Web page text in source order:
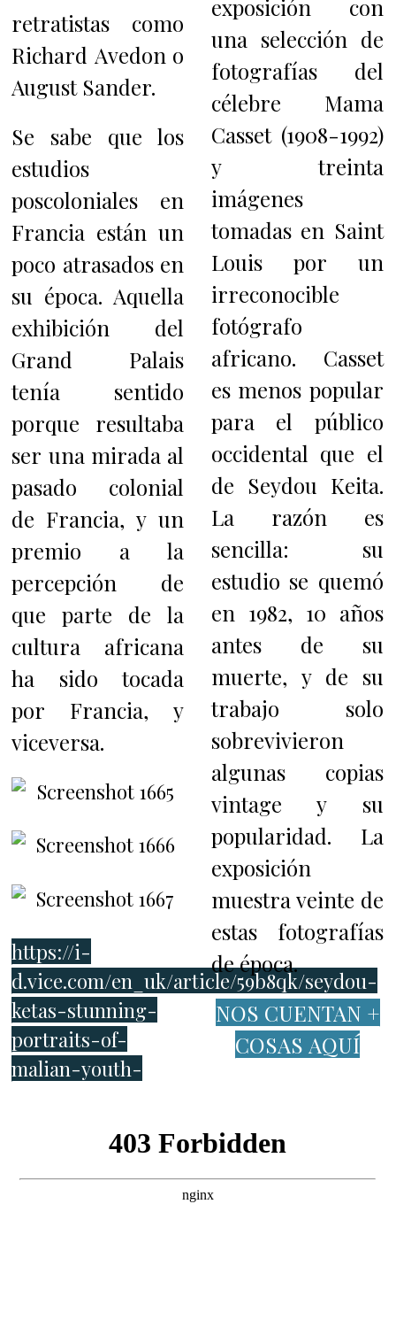
retratistas como
Richard Avedon o
August Sander.
Se sabe que los
estudios
poscoloniales en
Francia están un
poco atrasados ​​en
su época. Aquella
exhibición del
Grand Palais
tenía sentido
porque resultaba
ser una mirada al
pasado colonial
de Francia, y un
premio a la
percepción de
que parte de la
cultura africana
ha sido tocada
por Francia, y
viceversa.
https://i-
d.vice.com/en_uk/article/59b8qk/seydou-
ketas-stunning-
portraits-of-
malian-youth-
exposición con
una selección de
fotografías del
célebre Mama
Casset (1908-1992)
y treinta
imágenes
tomadas en Saint
Louis por un
irreconocible
fotógrafo
africano. Casset
es menos popular
para el público
occidental que el
de Seydou Keita.
La razón es
sencilla: su
estudio se quemó
en 1982, 10 años
antes de su
muerte, y de su
trabajo solo
sobrevivieron
algunas copias
vintage y su
popularidad. La
exposición
muestra veinte de
estas fotografías
de época.
NOS CUENTAN +
COSAS AQUÍ